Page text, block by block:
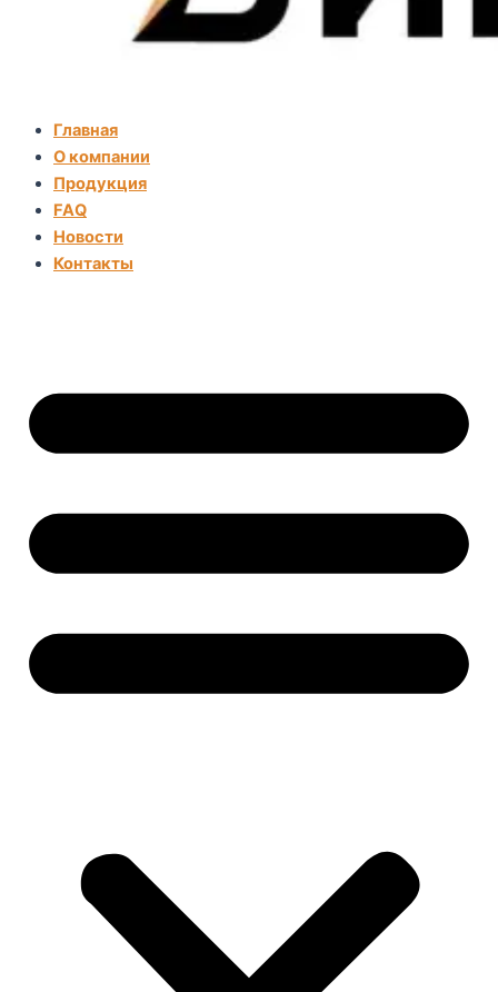
Главная
О компании
Продукция
FAQ
Новости
Контакты